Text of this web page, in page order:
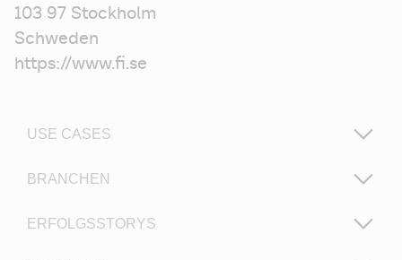
103 97 Stockholm
Schweden
https://www.fi.se
USE CASES
BRANCHEN
ERFOLGSSTORYS